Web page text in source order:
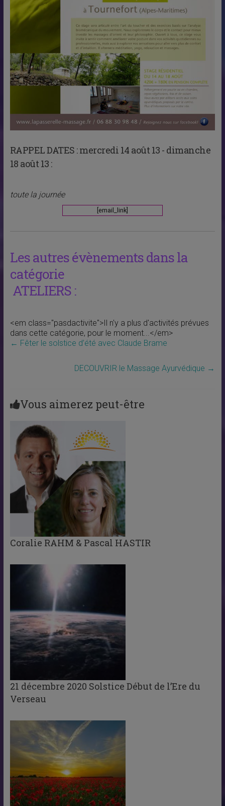
RAPPEL DATES :mercredi 14 août 13 - dimanche
18 août 13 :
toute la journée
[email_link]
Les autres évènements dans la
catégorie
ATELIERS :
<em class="pasdactivite">Il n'y a plus d'activités prévues
dans cette catégorie, pour le moment...</em>
← Fêter le solstice d’été avec Claude Brame
DECOUVRIR le Massage Ayurvédique →
Vous aimerez peut-être
Coralie RAHM & Pascal HASTIR
21 décembre 2020 Solstice Début de l’Ere du
Verseau